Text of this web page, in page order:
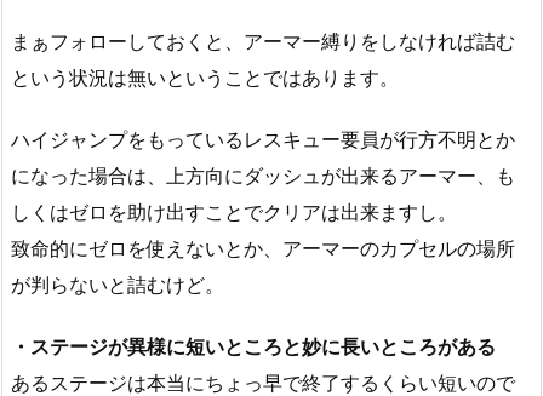
まぁフォローしておくと、アーマー縛りをしなければ詰む
という状況は無いということではあります。
ハイジャンプをもっているレスキュー要員が行方不明とか
になった場合は、上方向にダッシュが出来るアーマー、も
しくはゼロを助け出すことでクリアは出来ますし。
致命的にゼロを使えないとか、アーマーのカプセルの場所
が判らないと詰むけど。
・ステージが異様に短いところと妙に長いところがある
あるステージは本当にちょっ早で終了するくらい短いので